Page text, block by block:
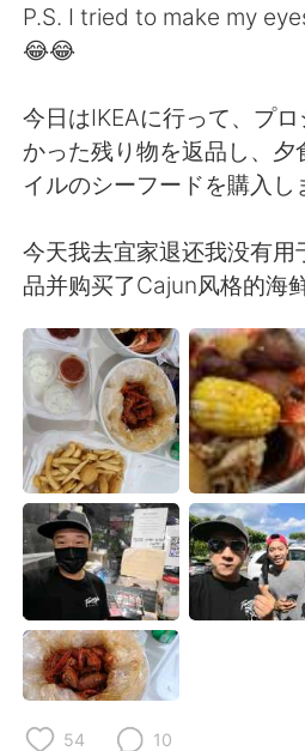
Español
Français Deutsch
日本語 한국어
Русский ไทย
Indonesia Italiano
Türkçe Tiếng
Português
P.S. I tried to make my
😂😂
今日はIKEAに行って、プ
かった残り物を返品し、夕
イルのシーフードを購入
今天我去宜家退还我没有用
品并购买了Cajun风格的
54 10